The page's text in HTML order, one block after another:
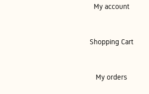
My account
Shopping Cart
My orders